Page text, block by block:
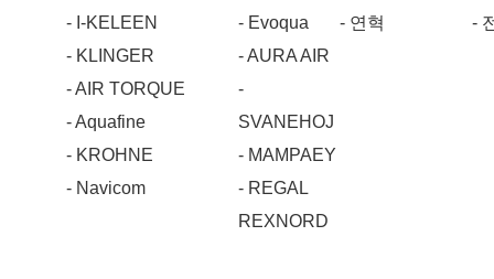
- I-KELEEN
- KLINGER
- AIR TORQUE
- Aquafine
- KROHNE
- Navicom
- Evoqua
- AURA AIR
-
SVANEHOJ
- MAMPAEY
- REGAL
REXNORD
- 연혁
-